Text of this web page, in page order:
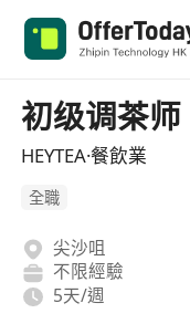
初级调茶师
HEYTEA·餐飲業
全職
尖沙咀
不限經驗
5天/週